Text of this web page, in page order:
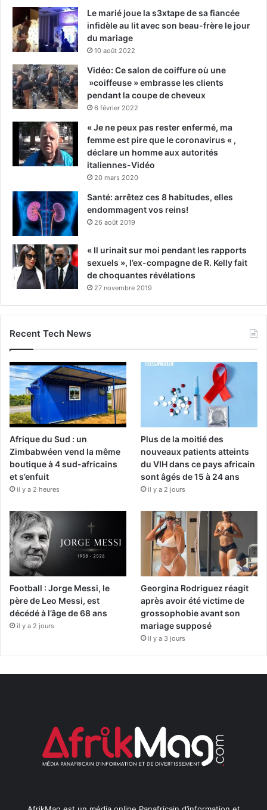
Le marié joue la s3xtape de sa fiancée
infidèle au lit avec son beau-frère le jour
du mariage
10 août 2022
Vidéo: Ce salon de coiffure où une
»coiffeuse » embrasse les clients
pendant la coupe de cheveux
6 février 2022
« Je ne peux pas rester enfermé, ma
femme est pire que le coronavirus « ,
déclare un homme aux autorités
italiennes-Vidéo
20 mars 2020
Santé: arrêtez ces 8 habitudes, elles
endommagent vos reins!
26 août 2019
« Il urinait sur moi pendant les rapports
sexuels », l’ex-compagne de R. Kelly fait
de choquantes révélations
27 novembre 2019
Recent Tech News
Afrique du Sud : un
Zimbabwéen vend la même
boutique à 4 sud-africains
et s’enfuit
il y a 2 heures
Plus de la moitié des
nouveaux patients atteints
du VIH dans ce pays africain
sont âgés de 15 à 24 ans
il y a 2 jours
Football : Jorge Messi, le
père de Leo Messi, est
décédé à l’âge de 68 ans
il y a 2 jours
Georgina Rodriguez réagit
après avoir été victime de
grossophobie avant son
mariage supposé
il y a 3 jours